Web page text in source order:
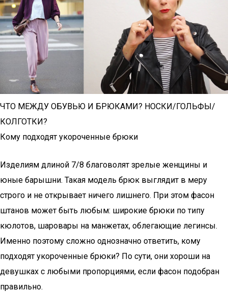
ЧТО МЕЖДУ ОБУВЬЮ И БРЮКАМИ? НОСКИ/ГОЛЬФЫ/
КОЛГОТКИ?
Кому подходят укороченные брюки
Изделиям длиной 7/8 благоволят зрелые женщины и
юные барышни. Такая модель брюк выглядит в меру
строго и не открывает ничего лишнего. При этом фасон
штанов может быть любым: широкие брюки по типу
кюлотов, шаровары на манжетах, облегающие легинсы.
Именно поэтому сложно однозначно ответить, кому
подходят укороченные брюки? По сути, они хороши на
девушках с любыми пропорциями, если фасон подобран
правильно.